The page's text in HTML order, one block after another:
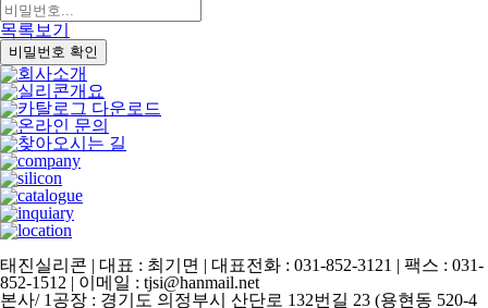
목록보기
비밀번호 확인
태진실리콘 | 대표 : 최기면 | 대표전화 : 031-852-3121 | 팩스 : 031-
852-1512 | 이메일 : tjsi@hanmail.net
본사/ 1공장 : 경기도 의정부시 산단로 132번길 23 (용현동 520-4